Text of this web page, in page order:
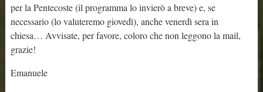
per la Pentecoste (il programma lo invierò a breve) e, se
necessario (lo valuteremo giovedì), anche venerdì sera in
chiesa… Avvisate, per favore, coloro che non leggono la mail,
grazie!
Emanuele